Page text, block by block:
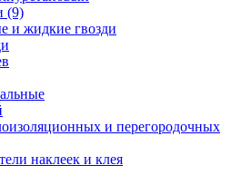
(9)
и жидкие гвозди
и перегородочных
наклеек и клея